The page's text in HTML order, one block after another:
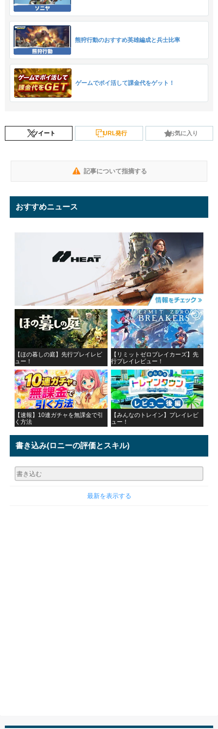
熊狩行動のおすすめ英雄編成と兵士比率
ゲームでポイ活して課金代をゲット！
ツイート URL発行 お気に入り
記事について指摘する
おすすめニュース
【ほの暮しの庭】先行プレイレビ
ュー！
【リミットゼロブレイカーズ】先
行プレイレビュー！
【速報】10連ガチャを無課金で引
く方法
【みんなのトレイン】プレイレビ
ュー！
書き込み(ロニーの評価とスキル)
最新を表示する